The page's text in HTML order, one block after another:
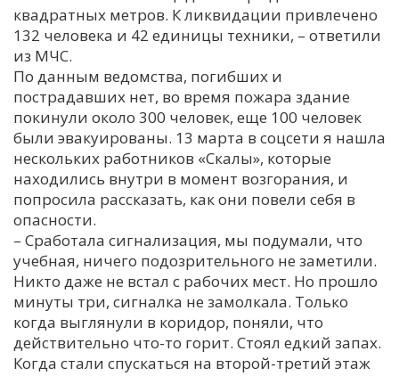
квадратных метров. К ликвидации привлечено
132 человека и 42 единицы техники, – ответили
из МЧС.
По данным ведомства, погибших и
пострадавших нет, во время пожара здание
покинули около 300 человек, еще 100 человек
были эвакуированы. 13 марта в соцсети я нашла
нескольких работников «Скалы», которые
находились внутри в момент возгорания, и
попросила рассказать, как они повели себя в
опасности.
– Сработала сигнализация, мы подумали, что
учебная, ничего подозрительного не заметили.
Никто даже не встал с рабочих мест. Но прошло
минуты три, сигналка не замолкала. Только
когда выглянули в коридор, поняли, что
действительно что-то горит. Стоял едкий запах.
Когда стали спускаться на второй-третий этаж